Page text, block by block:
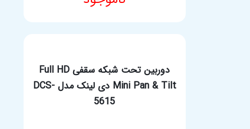
دوربین تحت شبکه سقفی Full HD
Mini Pan & Tilt دی لینک مدل DCS-
5615